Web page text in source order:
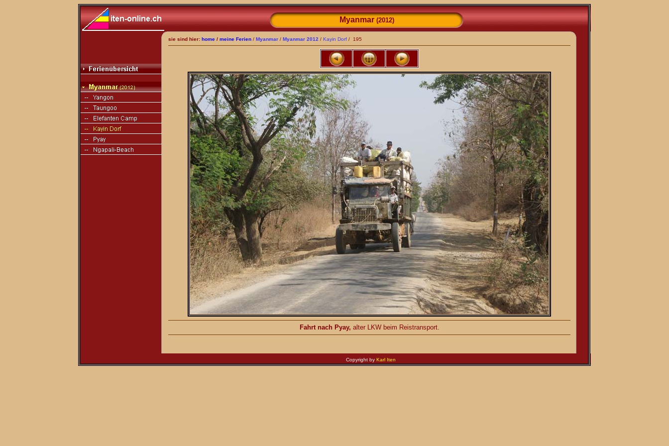
Myanmar (2012)
sie sind hier: home / meine Ferien / Myanmar / Myanmar 2012 / Kayin Dorf / 195
Fahrt nach Pyay, alter LKW beim Reistransport.
Copyright by Karl Iten